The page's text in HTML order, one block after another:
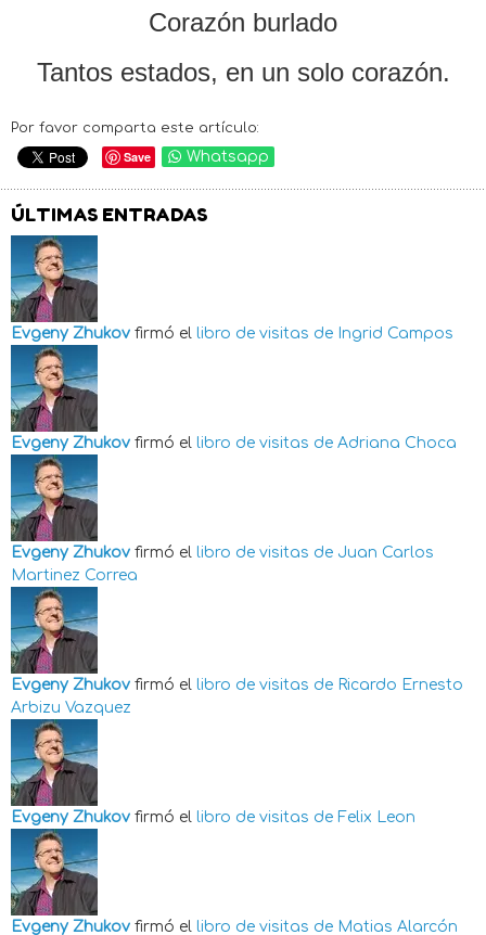
Corazón burlado
Tantos estados, en un solo corazón.
Por favor comparta este artículo:
Save Whatsapp
ÚLTIMAS ENTRADAS
Evgeny Zhukov firmó el libro de visitas de Ingrid Campos
Evgeny Zhukov firmó el libro de visitas de Adriana Choca
Evgeny Zhukov firmó el libro de visitas de Juan Carlos
Martinez Correa
Evgeny Zhukov firmó el libro de visitas de Ricardo Ernesto
Arbizu Vazquez
Evgeny Zhukov firmó el libro de visitas de Felix Leon
Evgeny Zhukov firmó el libro de visitas de Matias Alarcón